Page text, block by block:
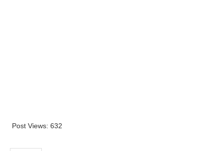
Post Views: 632